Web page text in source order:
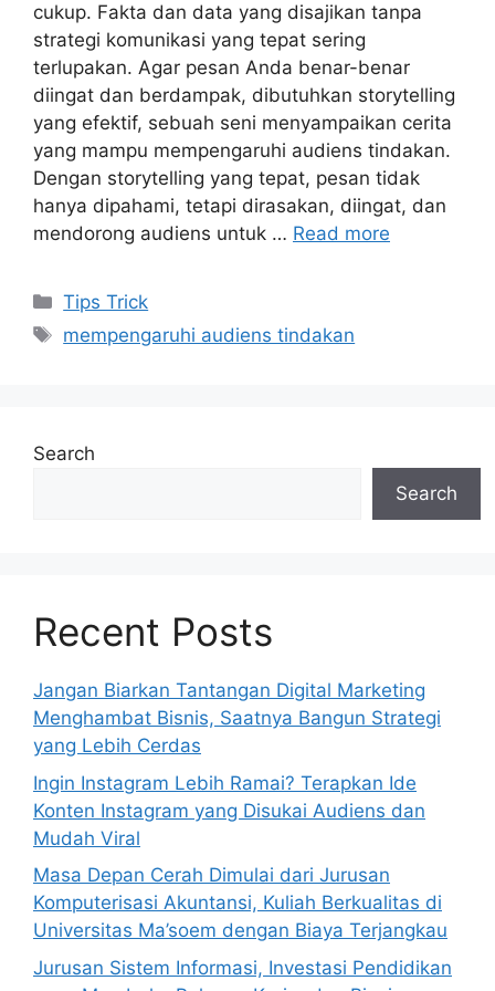
cukup. Fakta dan data yang disajikan tanpa
strategi komunikasi yang tepat sering
terlupakan. Agar pesan Anda benar-benar
diingat dan berdampak, dibutuhkan storytelling
yang efektif, sebuah seni menyampaikan cerita
yang mampu mempengaruhi audiens tindakan.
Dengan storytelling yang tepat, pesan tidak
hanya dipahami, tetapi dirasakan, diingat, dan
mendorong audiens untuk … Read more
Categories
Tips Trick
Tags
mempengaruhi audiens tindakan
Search
Search
Recent Posts
Jangan Biarkan Tantangan Digital Marketing
Menghambat Bisnis, Saatnya Bangun Strategi
yang Lebih Cerdas
Ingin Instagram Lebih Ramai? Terapkan Ide
Konten Instagram yang Disukai Audiens dan
Mudah Viral
Masa Depan Cerah Dimulai dari Jurusan
Komputerisasi Akuntansi, Kuliah Berkualitas di
Universitas Ma’soem dengan Biaya Terjangkau
Jurusan Sistem Informasi, Investasi Pendidikan